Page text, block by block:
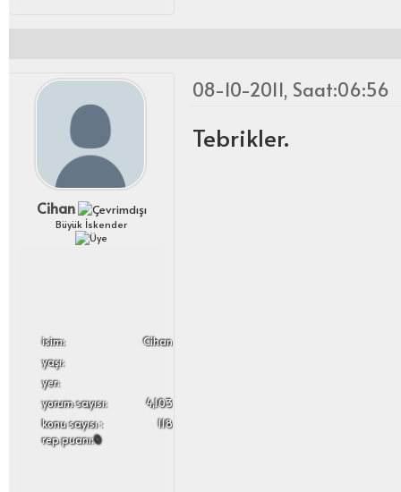
Cihan
Büyük İskender
i̇sim:
Cihan
yaşı:
yer:
yorum sayısı:
4,103
konu sayısı :
118
rep puanı:0
08-10-2011, Saat:06:56
Tebrikler.